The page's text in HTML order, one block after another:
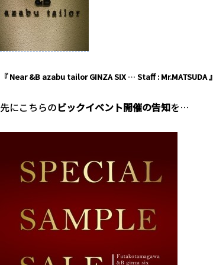
『 Near &B azabu tailor GINZA SIX … Staff : Mr.MATSUDA 』
先にこちらのビックイベント開催の告知を…